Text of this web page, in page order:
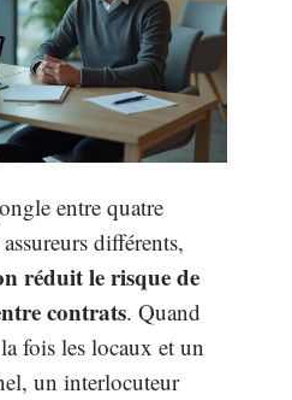
entre quatre
différents,
réduit le risque de
contrats. Quand
fois les locaux et un
un interlocuteur